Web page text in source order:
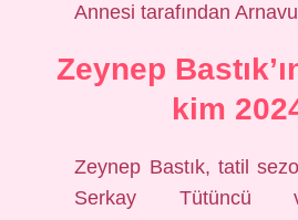
Annesi tarafından
Zeynep
kim
Zeynep Bastık, tatil
Serkay Tütüncü